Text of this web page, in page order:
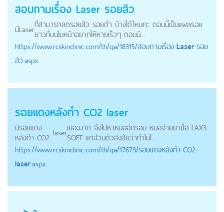
สอบถามเรื่อง Laser รอยสิว
มีLaserที่สามารถลดรอยสิว รอยดำ บ้างได้ไหมคะ ตอนนี้เป็นแผลรอย
ยาวที่บนใบหน้าอยากให้หายเร็วๆ ตอนนี...
https://www.rcskinclinic.com/th/qa/18315/สอบถามเรื่อง-Laser-รอย
สิว.aspx
รอยแดงหลังทำ CO2 laser
มีรอยแดง
หลังทำ CO2 laserเยอะมาก จึงไปหาหมออีกรอบ หมอจ่ายยาชื่อ LAX3
SOFT แต่ส่วนตัวสงสัยว่าทำไมไ...
https://www.rcskinclinic.com/th/qa/17673/รอยแดงหลังทำ-CO2-
laser.aspx